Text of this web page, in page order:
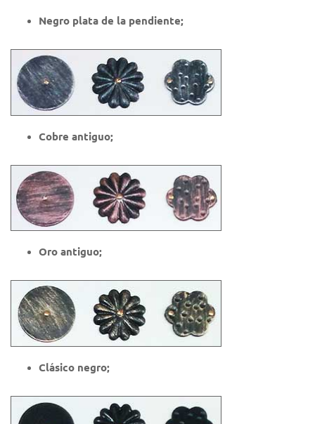
Negro plata de la pendiente;
Cobre antiguo;
Oro antiguo;
Clásico negro;